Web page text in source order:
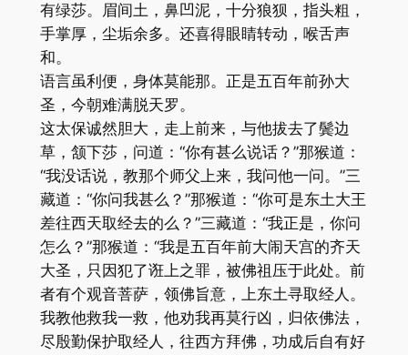
有绿莎。眉间土，鼻凹泥，十分狼狈，指头粗，
手掌厚，尘垢余多。还喜得眼睛转动，喉舌声
和。
语言虽利便，身体莫能那。正是五百年前孙大
圣，今朝难满脱天罗。
这太保诚然胆大，走上前来，与他拔去了鬓边
草，颔下莎，问道：“你有甚么说话？”那猴道：
“我没话说，教那个师父上来，我问他一问。”三
藏道：“你问我甚么？”那猴道：“你可是东土大王
差往西天取经去的么？”三藏道：“我正是，你问
怎么？”那猴道：“我是五百年前大闹天宫的齐天
大圣，只因犯了诳上之罪，被佛祖压于此处。前
者有个观音菩萨，领佛旨意，上东土寻取经人。
我教他救我一救，他劝我再莫行凶，归依佛法，
尽殷勤保护取经人，往西方拜佛，功成后自有好